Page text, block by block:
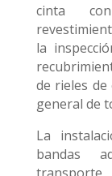
cinta
la
de rieles de
general de
La
bandas